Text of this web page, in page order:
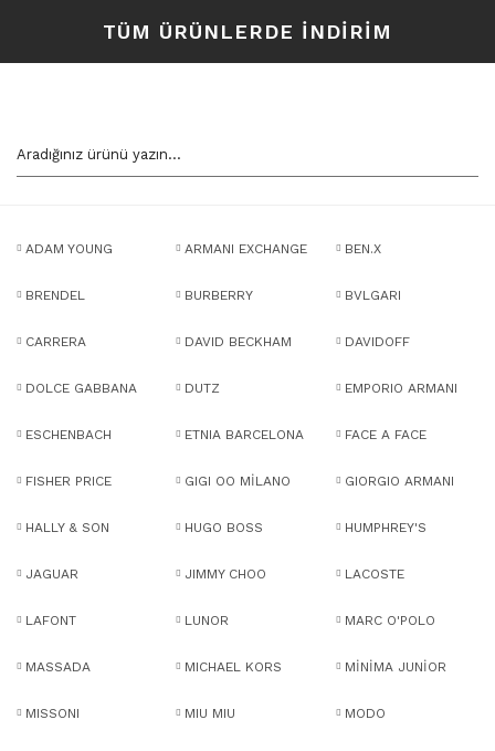
TÜM ÜRÜNLERDE İNDİRİM
ADAM YOUNG ARMANI EXCHANGE BEN.X
BRENDEL BURBERRY BVLGARI
CARRERA DAVID BECKHAM DAVIDOFF
DOLCE GABBANA DUTZ EMPORIO ARMANI
ESCHENBACH ETNIA BARCELONA FACE A FACE
FISHER PRICE GIGI OO MİLANO GIORGIO ARMANI
HALLY & SON HUGO BOSS HUMPHREY'S
JAGUAR JIMMY CHOO LACOSTE
LAFONT LUNOR MARC O'POLO
MASSADA MICHAEL KORS MİNİMA JUNİOR
MISSONI MIU MIU MODO